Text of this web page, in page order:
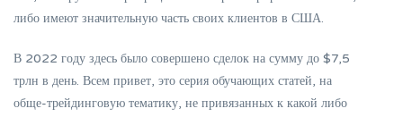
либо имеют значительную часть своих клиентов в США.
В 2022 году здесь было совершено сделок на сумму до $7,5
трлн в день. Всем привет, это серия обучающих статей, на
обще-трейдинговую тематику, не привязанных к какой либо